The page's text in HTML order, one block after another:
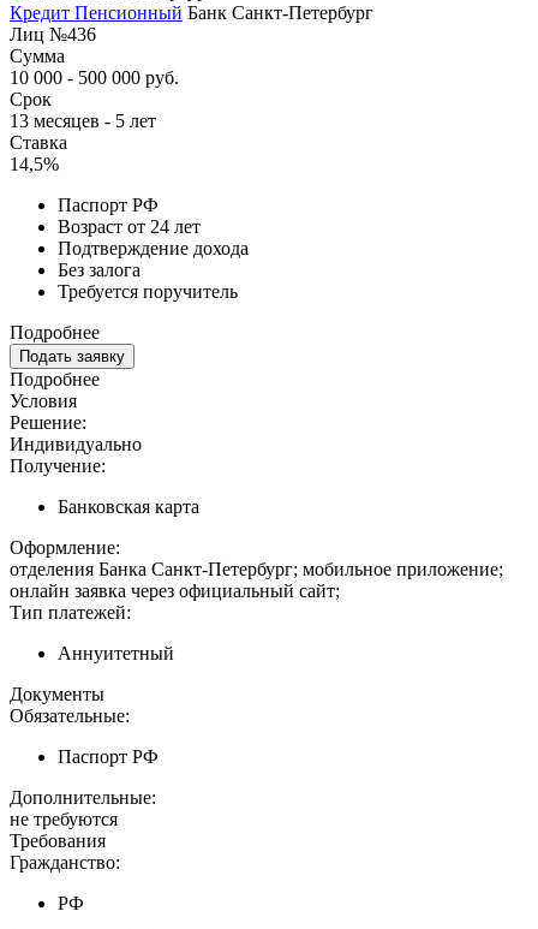
Кредит Пенсионный Банк Санкт-Петербург
Лиц №436
Сумма
10 000 - 500 000 руб.
Срок
13 месяцев - 5 лет
Ставка
14,5%
Паспорт РФ
Возраст от 24 лет
Подтверждение дохода
Без залога
Требуется поручитель
Подробнее
Подать заявку
Подробнее
Условия
Решение:
Индивидуально
Получение:
Банковская карта
Оформление:
отделения Банка Санкт-Петербург; мобильное приложение;
онлайн заявка через официальный сайт;
Тип платежей:
Аннуитетный
Документы
Обязательные:
Паспорт РФ
Дополнительные:
не требуются
Требования
Гражданство:
РФ